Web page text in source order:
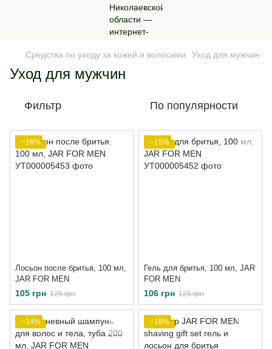
Средства по уходу за кожей и волосами Уход для мужчин
Уход для мужчин
Фильтр По популярности
−16%
Лосьон после бритья, 100 мл,
JAR FOR MEN
105 грн 125 грн
−15%
Гель для бритья, 100 мл, JAR
FOR MEN
106 грн 125 грн
−14% −18%